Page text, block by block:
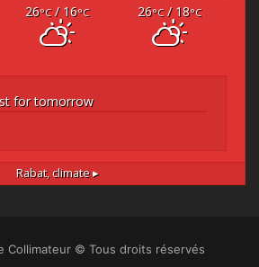
26°C/ 16°C 26°C/ 18°C
for tomorrow
Rabat, climate ▸
Collimateur © Tous droits réservés